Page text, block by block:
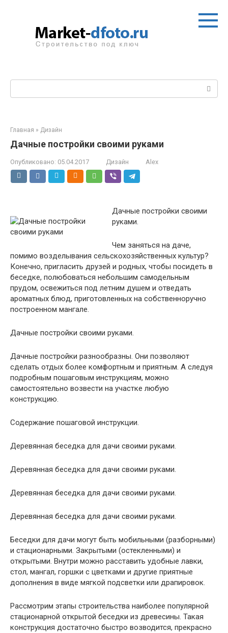
Поиск:
Главная » Дизайн
Дачные постройки своими руками
Опубликовано: 05.04.2017 Дизайн Alex
Дачные постройки своими
руками.
Чем заняться на даче,
помимо возделывания сельскохозяйственных культур?
Конечно, пригласить друзей и родных, чтобы посидеть в
беседке, полюбоваться небольшим самодельным
прудом, освежиться под летним душем и отведать
ароматных блюд, приготовленных на собственноручно
построенном мангале.
Дачные постройки своими руками.
Дачные постройки разнообразны. Они позволяют
сделать отдых более комфортным и приятным. А следуя
подробным пошаговым инструкциям, можно
самостоятельно возвести на участке любую
конструкцию.
Содержание пошаговой инструкции.
Деревянная беседка для дачи своими руками.
Деревянная беседка для дачи своими руками.
Деревянная беседка для дачи своими руками.
Деревянная беседка для дачи своими руками.
Беседки для дачи могут быть мобильными (разборными)
и стационарными. Закрытыми (остекленными) и
открытыми. Внутри можно расставить удобные лавки,
стол, мангал, горшки с цветками и другие приятные
дополнения в виде мягкой подсветки или драпировок.
Рассмотрим этапы строительства наиболее популярной
стационарной открытой беседки из древесины. Такая
конструкция достаточно быстро возводится, прекрасно